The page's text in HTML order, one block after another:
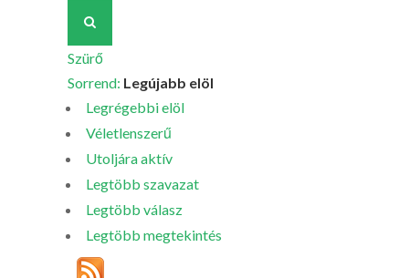
Szürő
Sorrend: Legújabb elöl
Legrégebbi elöl
Véletlenszerű
Utoljára aktív
Legtöbb szavazat
Legtöbb válasz
Legtöbb megtekintés